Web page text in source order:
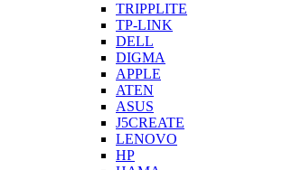
TRIPPLITE
TP-LINK
DELL
DIGMA
APPLE
ATEN
ASUS
J5CREATE
LENOVO
HP